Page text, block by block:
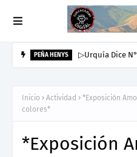
PEÑA HENYS ▷Urquía Dice
Inicio Actividad
*Exposición
colores*
*Exposición